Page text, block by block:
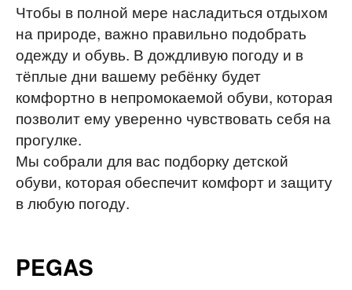
Чтобы в полной мере насладиться отдыхом
на природе, важно правильно подобрать
одежду и обувь. В дождливую погоду и в
тёплые дни вашему ребёнку будет
комфортно в непромокаемой обуви, которая
позволит ему уверенно чувствовать себя на
прогулке.
Мы собрали для вас подборку детской
обуви, которая обеспечит комфорт и защиту
в любую погоду.
PEGAS